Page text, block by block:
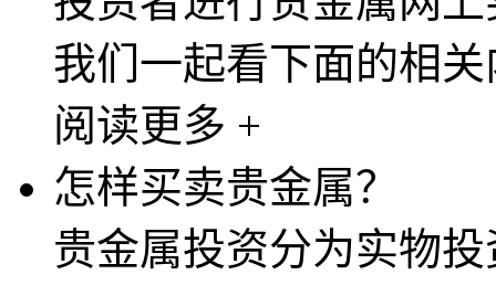
我们一起看下面的相关
阅读更多 +
怎样买卖贵金属？
贵金属投资分为实物